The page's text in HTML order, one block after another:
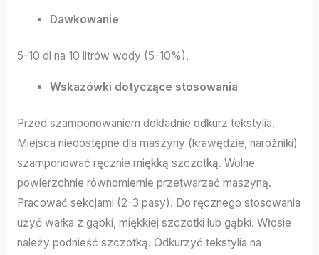
Dawkowanie
5-10 dl na 10 litrów wody (5-10%).
Wskazówki dotyczące stosowania
Przed szamponowaniem dokładnie odkurz tekstylia.
Miejsca niedostępne dla maszyny (krawędzie, narożniki)
szamponować ręcznie miękką szczotką. Wolne
powierzchnie równomiernie przetwarzać maszyną.
Pracować sekcjami (2-3 pasy). Do ręcznego stosowania
użyć wałka z gąbki, miękkiej szczotki lub gąbki. Włosie
należy podnieść szczotką. Odkurzyć tekstylia na